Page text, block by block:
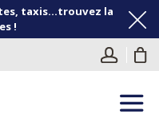
taxis...trouvez la
!